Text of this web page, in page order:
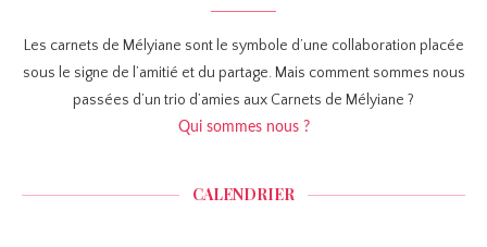
Les carnets de Mélyiane sont le symbole d’une collaboration placée
sous le signe de l’amitié et du partage. Mais comment sommes nous
passées d’un trio d’amies aux Carnets de Mélyiane ?
Qui sommes nous ?
CALENDRIER